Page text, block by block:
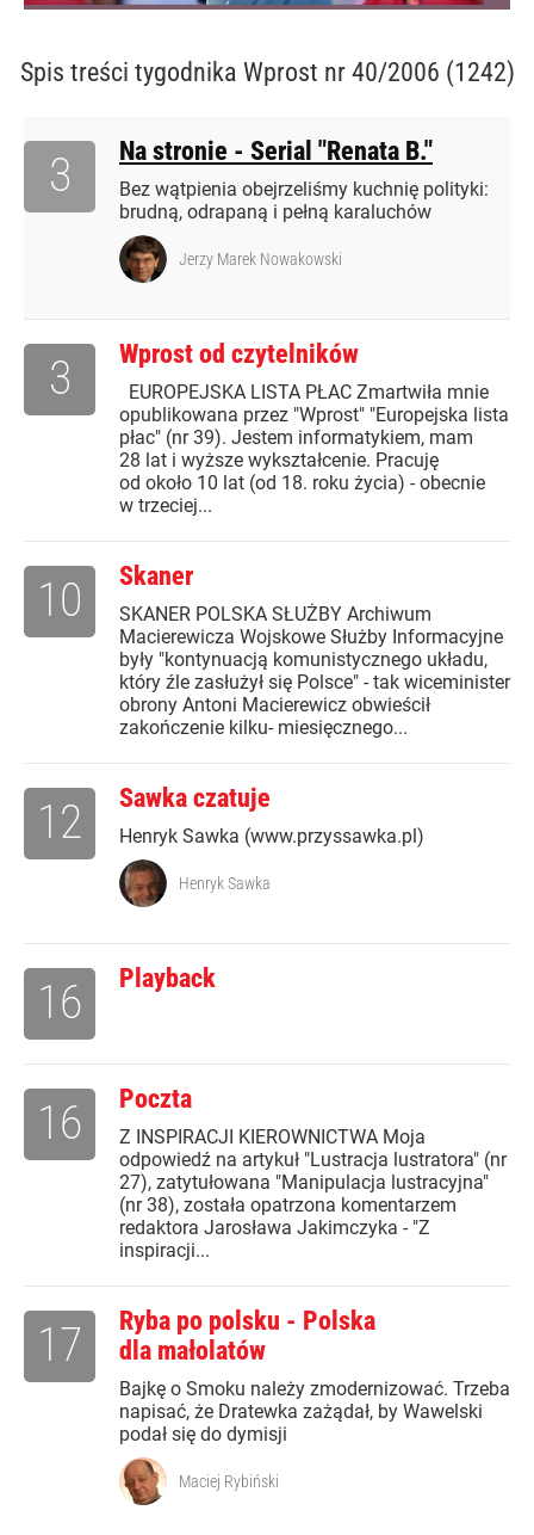
Spis treści tygodnika Wprost nr 40/2006 (1242)
Na stronie - Serial "Renata B."
Bez wątpienia obejrzeliśmy kuchnię polityki:
brudną, odrapaną i pełną karaluchów
3
Jerzy Marek Nowakowski
Wprost od czytelników
EUROPEJSKA LISTA PŁAC Zmartwiła mnie
opublikowana przez "Wprost" "Europejska lista
płac" (nr 39). Jestem informatykiem, mam
28 lat i wyższe wykształcenie. Pracuję
od około 10 lat (od 18. roku życia) - obecnie
w trzeciej...
3
Skaner
SKANER POLSKA SŁUŻBY Archiwum
Macierewicza Wojskowe Służby Informacyjne
były "kontynuacją komunistycznego układu,
który źle zasłużył się Polsce" - tak wiceminister
obrony Antoni Macierewicz obwieścił
zakończenie kilku- miesięcznego...
10
Sawka czatuje
Henryk Sawka (www.przyssawka.pl)
12
Henryk Sawka
Playback
16
Poczta
Z INSPIRACJI KIEROWNICTWA Moja
odpowiedź na artykuł "Lustracja lustratora" (nr
27), zatytułowana "Manipulacja lustracyjna"
(nr 38), została opatrzona komentarzem
redaktora Jarosława Jakimczyka - "Z
inspiracji...
16
Ryba po polsku - Polska
dla małolatów
Bajkę o Smoku należy zmodernizować. Trzeba
napisać, że Dratewka zażądał, by Wawelski
podał się do dymisji
17
Maciej Rybiński